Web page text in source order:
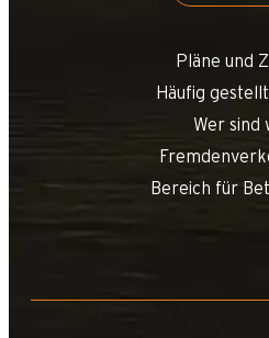
Pläne und
Häufig
Wer sind
Bereich für